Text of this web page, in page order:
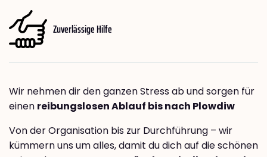
Zuverlässige Hilfe
Wir nehmen dir den ganzen Stress ab und sorgen für
einen reibungslosen Ablauf bis nach Plowdiw
Von der Organisation bis zur Durchführung – wir
kümmern uns um alles, damit du dich auf die schönen